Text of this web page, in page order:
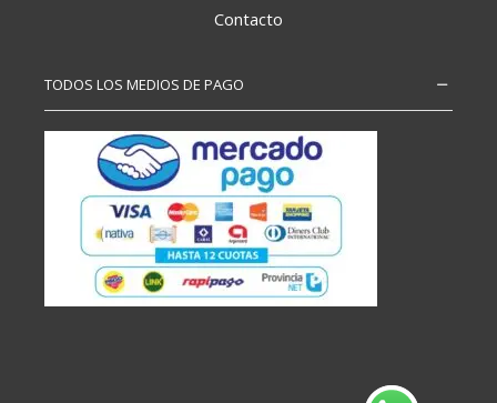
Contacto
TODOS LOS MEDIOS DE PAGO